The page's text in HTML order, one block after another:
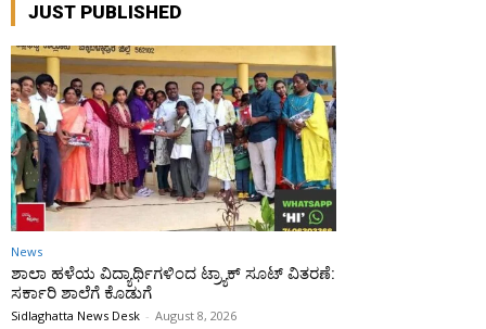
JUST PUBLISHED
News
ಶಾಲಾ ಹಳೆಯ ವಿದ್ಯಾರ್ಥಿಗಳಿಂದ ಟ್ರ್ಯಾಕ್‌ ಸೂಟ್ ವಿತರಣೆ:
ಸರ್ಕಾರಿ ಶಾಲೆಗೆ ಕೊಡುಗೆ
Sidlaghatta News Desk - August 8, 2026